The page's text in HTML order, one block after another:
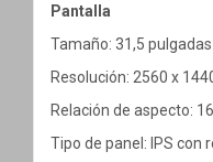
Pantalla
Tamaño: 31,5 pulgadas
Resolución: 2560 x
Relación de aspecto:
Tipo de panel: IPS con